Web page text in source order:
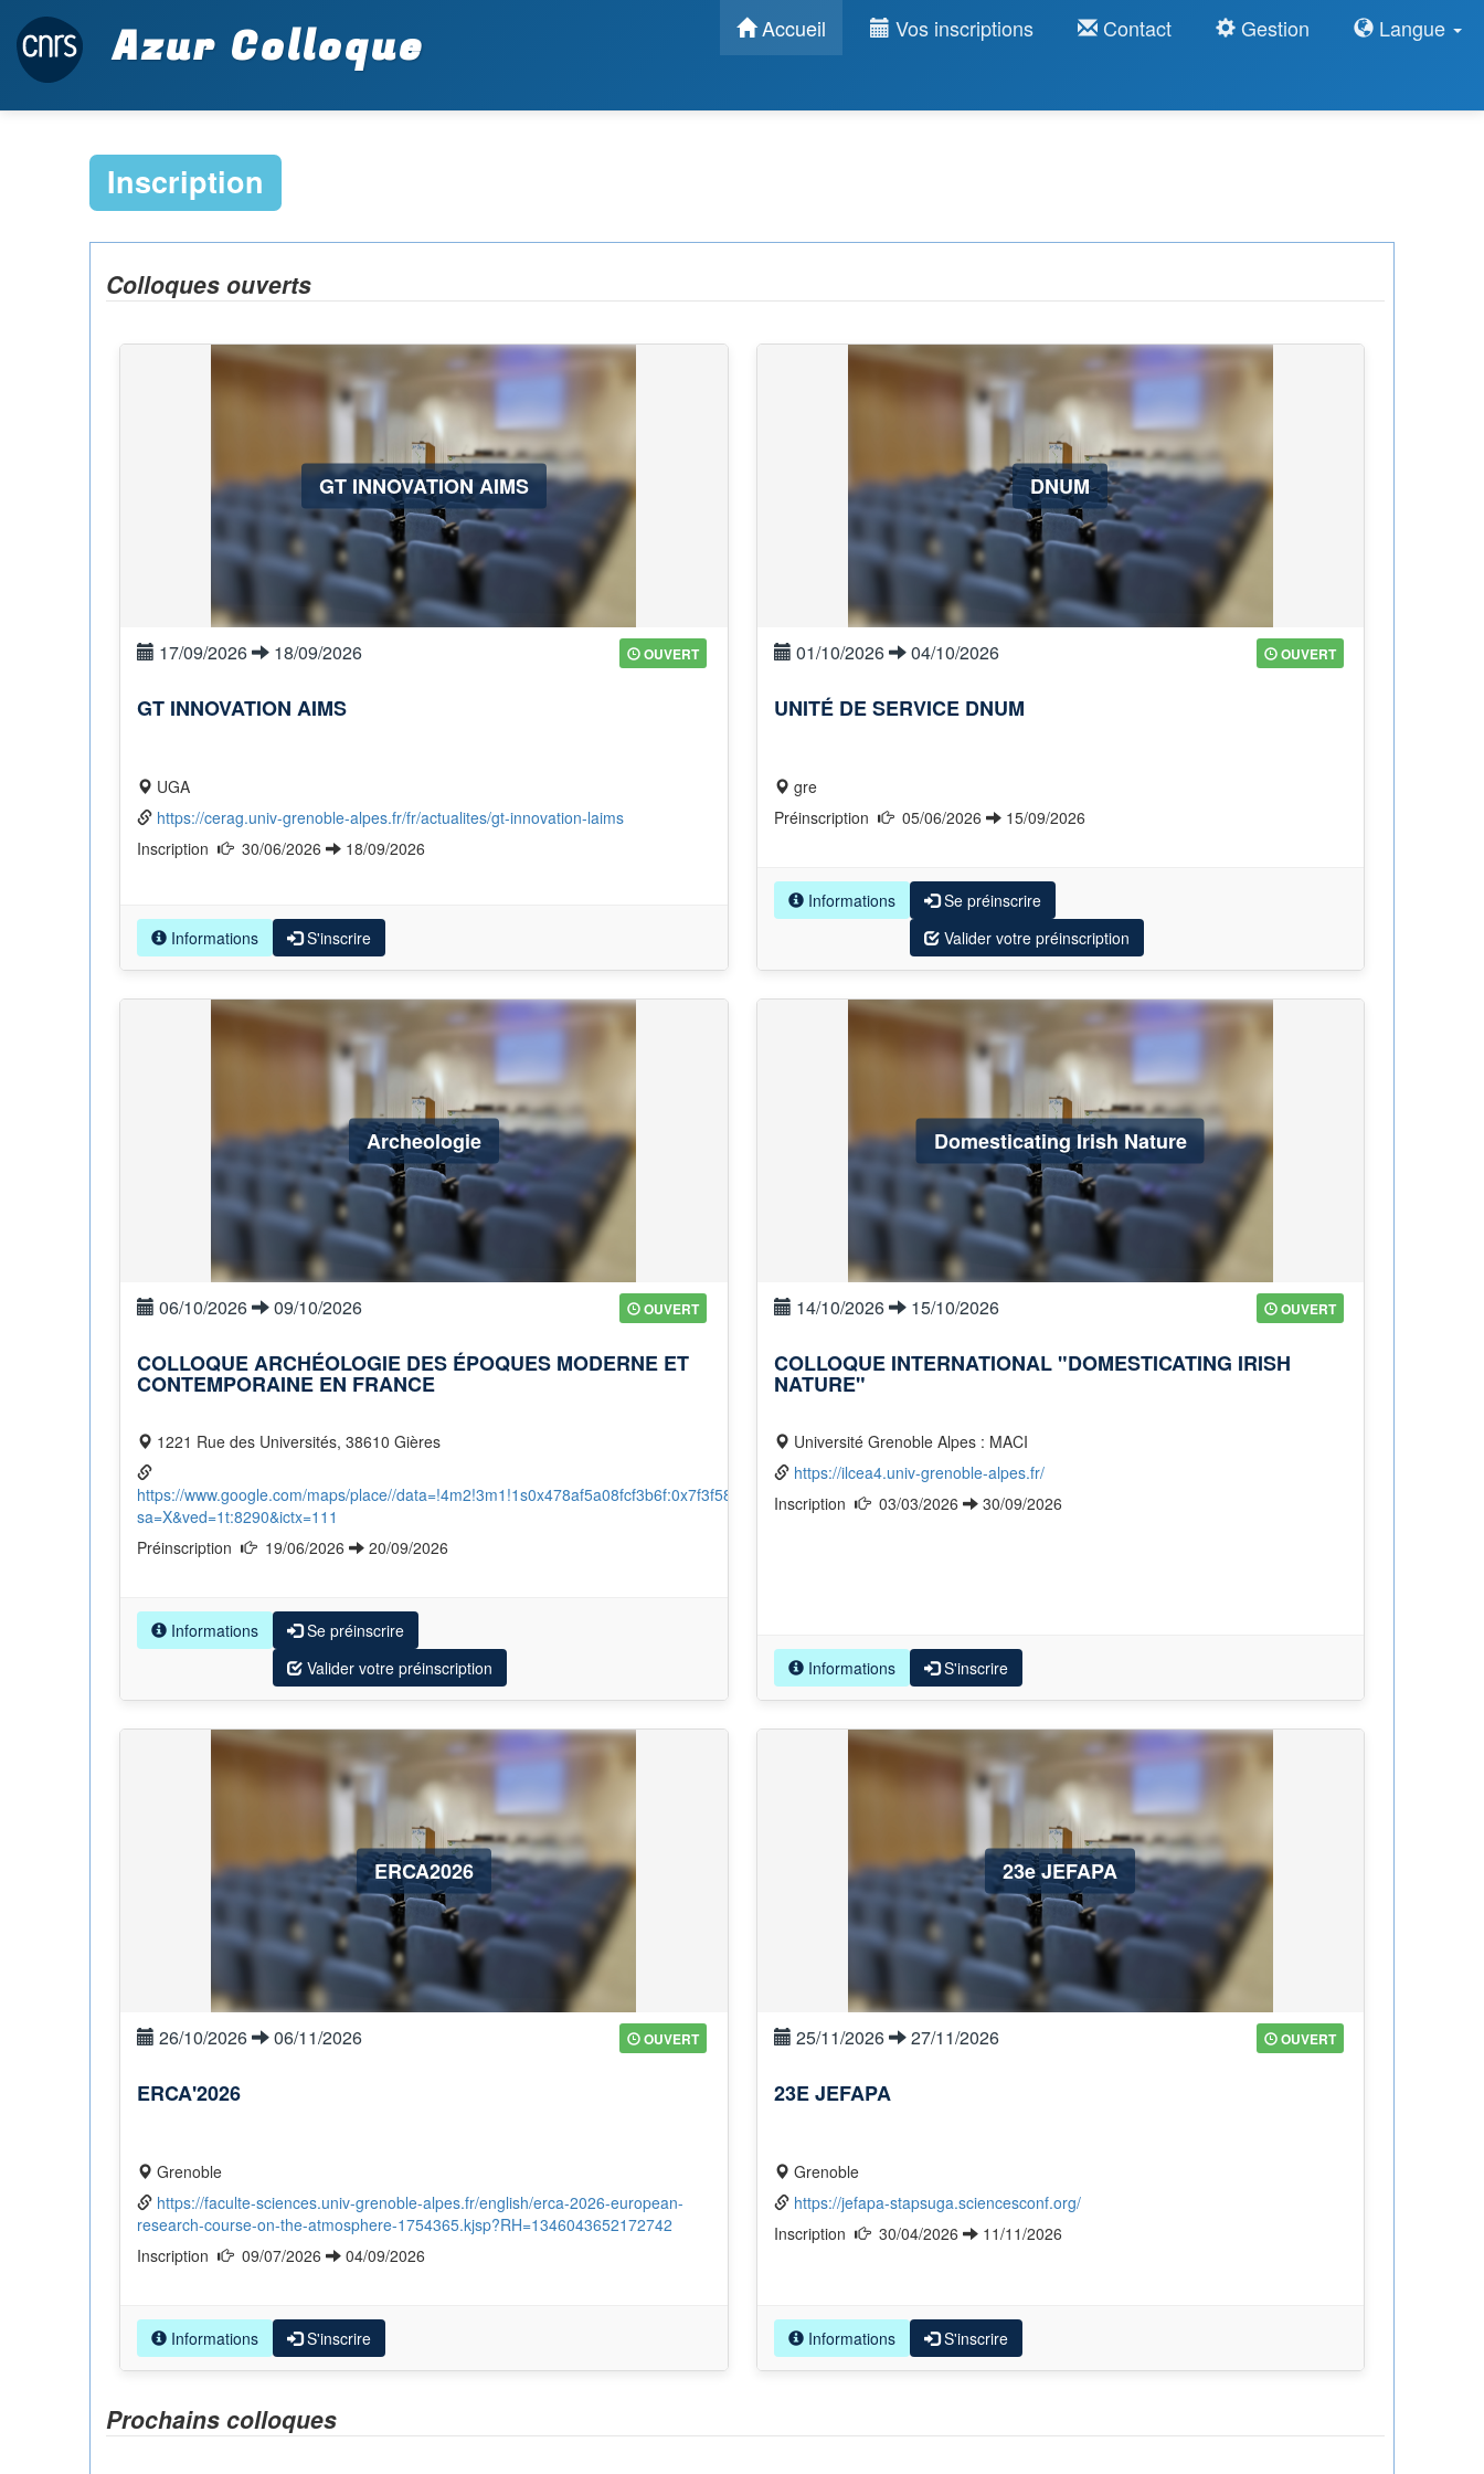
Azur Colloque Accueil Vos inscriptions Contact Gestion Langue
Inscription
Colloques ouverts
GT INNOVATION AIMS
17/09/2026 18/09/2026 OUVERT
GT INNOVATION AIMS
UGA
https://cerag.univ-grenoble-alpes.fr/fr/actualites/gt-innovation-laims
30/06/2026 18/09/2026
Informations S'inscrire
DNUM
01/10/2026 04/10/2026 OUVERT
UNITÉ DE SERVICE DNUM
gre
05/06/2026 15/09/2026
Informations
Se préinscrire
Valider votre préinscription
Archeologie
06/10/2026 09/10/2026 OUVERT
COLLOQUE ARCHÉOLOGIE DES ÉPOQUES MODERNE ET
CONTEMPORAINE EN FRANCE
1221 Rue des Universités, 38610 Gières
https://www.google.com/maps/place//data=!4m2!3m1!1s0x478af5a08fcf3b6f:0x7f3f58621efa5006?
sa=X&ved=1t:8290&ictx=111
19/06/2026 20/09/2026
Informations
Se préinscrire
Valider votre préinscription
Domesticating Irish Nature
14/10/2026 15/10/2026 OUVERT
COLLOQUE INTERNATIONAL "DOMESTICATING IRISH
NATURE"
Université Grenoble Alpes : MACI
https://ilcea4.univ-grenoble-alpes.fr/
03/03/2026 30/09/2026
Informations S'inscrire
ERCA2026
26/10/2026 06/11/2026 OUVERT
ERCA'2026
Grenoble
https://faculte-sciences.univ-grenoble-alpes.fr/english/erca-2026-european-
research-course-on-the-atmosphere-1754365.kjsp?RH=1346043652172742
09/07/2026 04/09/2026
Informations S'inscrire
23e JEFAPA
25/11/2026 27/11/2026 OUVERT
23E JEFAPA
Grenoble
https://jefapa-stapsuga.sciencesconf.org/
30/04/2026 11/11/2026
Informations S'inscrire
Prochains colloques